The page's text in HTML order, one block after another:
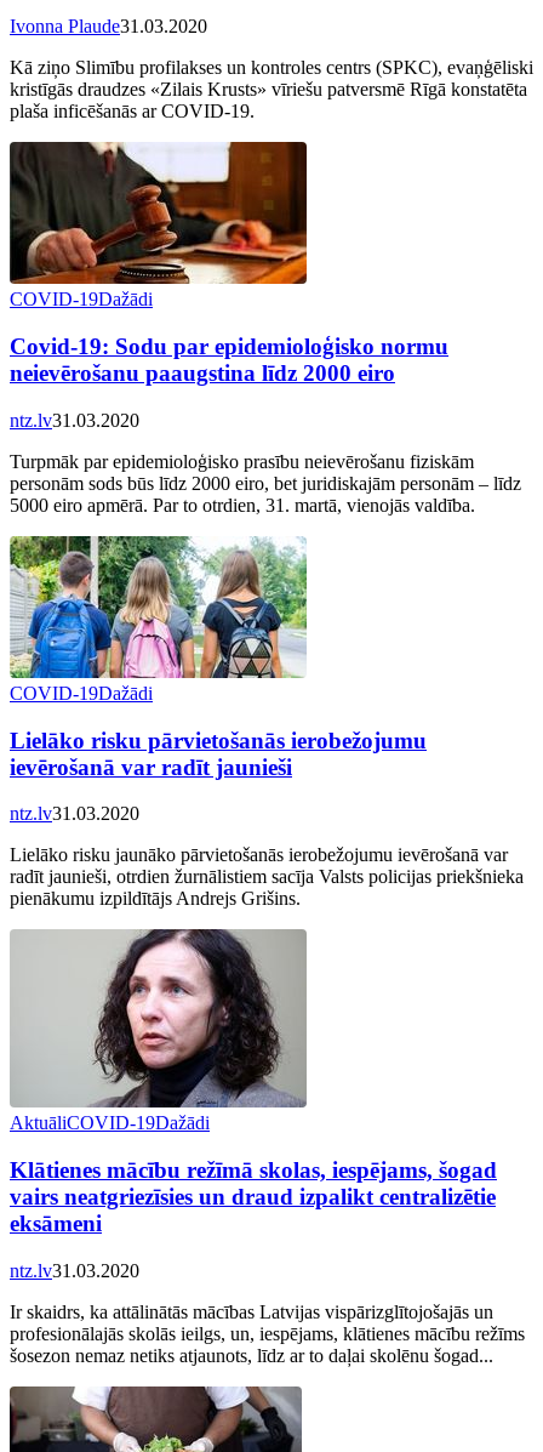
Ivonna Plaude31.03.2020
Kā ziņo Slimību profilakses un kontroles centrs (SPKC), evaņģēliski
kristīgās draudzes «Zilais Krusts» vīriešu patversmē Rīgā konstatēta
plaša inficēšanās ar COVID-19.
COVID-19Dažādi
Covid-19: Sodu par epidemioloģisko normu
neievērošanu paaugstina līdz 2000 eiro
ntz.lv31.03.2020
Turpmāk par epidemioloģisko prasību neievērošanu fiziskām
personām sods būs līdz 2000 eiro, bet juridiskajām personām – līdz
5000 eiro apmērā. Par to otrdien, 31. martā, vienojās valdība.
COVID-19Dažādi
Lielāko risku pārvietošanās ierobežojumu
ievērošanā var radīt jaunieši
ntz.lv31.03.2020
Lielāko risku jaunāko pārvietošanās ierobežojumu ievērošanā var
radīt jaunieši, otrdien žurnālistiem sacīja Valsts policijas priekšnieka
pienākumu izpildītājs Andrejs Grišins.
AktuāliCOVID-19Dažādi
Klātienes mācību režīmā skolas, iespējams, šogad
vairs neatgriezīsies un draud izpalikt centralizētie
eksāmeni
ntz.lv31.03.2020
Ir skaidrs, ka attālinātās mācības Latvijas vispārizglītojošajās un
profesionālajās skolās ieilgs, un, iespējams, klātienes mācību režīms
šosezon nemaz netiks atjaunots, līdz ar to daļai skolēnu šogad...